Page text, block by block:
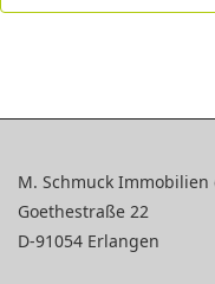
M. Schmuck Immobilien
Goethestraße 22
D-91054 Erlangen